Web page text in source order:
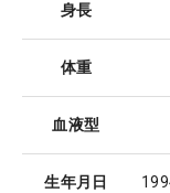
身長
体重
血液型
生年月日